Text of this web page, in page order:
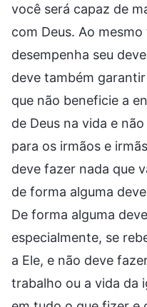
você será capaz de
com Deus. Ao
desempenha seu
deve também
que não beneficie a
de Deus na vida e
para os irmãos e
deve fazer nada que
de forma alguma
De forma alguma
especialmente, se
a Ele, e não deve
trabalho ou a vida da